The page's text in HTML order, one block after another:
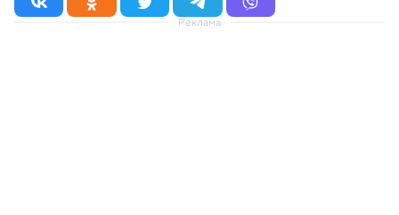
Реклама